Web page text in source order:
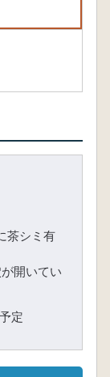
茶シミ有
開いてい
定